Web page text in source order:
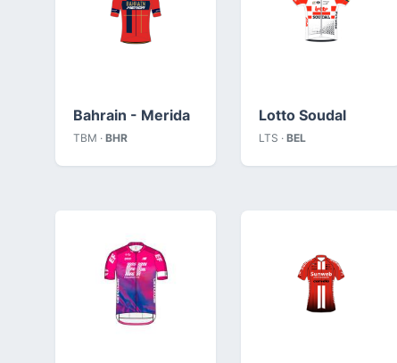
Bahrain - Merida
TBM · BHR
Lotto Soudal
LTS · BEL